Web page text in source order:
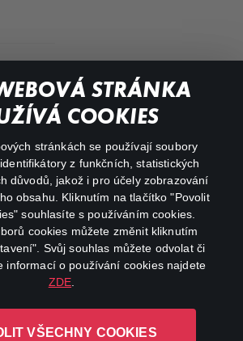
STRÁNKA
COOKIES
stránkách se používají soubory
z funkčních, statistických
důvodů, jakož i pro účely zobrazování
obsahu. Kliknutím na tlačítko "Povolit
souhlasíte s používáním cookies.
cookies můžete změnit kliknutím
Svůj souhlas můžete odvolat či
informací o používání cookies najdete
ZDE
VŠECHNY COOKIES